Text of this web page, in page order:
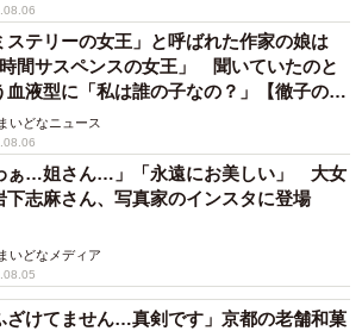
ステリーの女王」と呼ばれた作家の娘は
時間サスペンスの女王」 聞いていたのと
血液型に「私は誰の子なの？」【徹子の部
まいどなニュース
ぁ…姐さん…」「永遠にお美しい」 大女
下志麻さん、写真家のインスタに登場
まいどなメディア
ざけてません…真剣です」京都の老舗和菓